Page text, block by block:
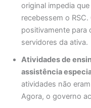
original impedia
recebessem o
positivamente para
servidores da ativa.
Atividades de
assistência
atividades não
Agora, o governo